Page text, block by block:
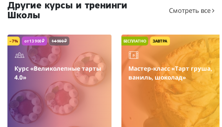
Другие курсы и тренинги
Школы
Смотреть все
– 7% от 13 900 ₽ 14 900 ₽
Курс «Великолепные тарты
4.0»
БЕСПЛАТНО ЗАВТРА
Мастер-класс «Тарт груша,
ваниль, шоколад»